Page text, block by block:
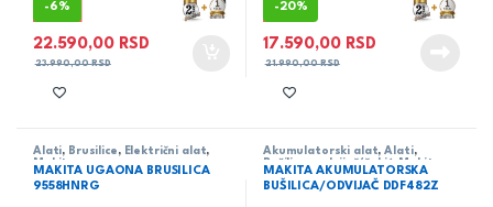
-6%
22.590,00 RSD
23.990,00RSD
-20%
17.590,00 RSD
21.990,00RSD
Alati, Brusilice , Električni alat,
Makita
MAKITA UGAONA BRUSILICA
9558HNRG
Akumulatorski alat,Alati,
Bušilica - odvijač/čekić,Makita
MAKITA AKUMULATORSKA
BUŠILICA/ODVIJAČ DDF482Z